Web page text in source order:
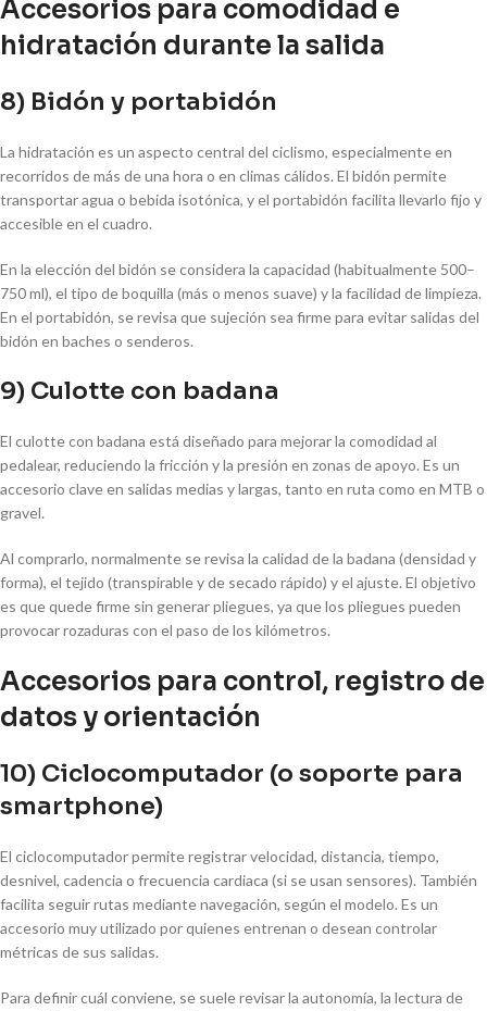
Accesorios para comodidad e
hidratación durante la salida
8) Bidón y portabidón
La hidratación es un aspecto central del ciclismo, especialmente en
recorridos de más de una hora o en climas cálidos. El bidón permite
transportar agua o bebida isotónica, y el portabidón facilita llevarlo fijo y
accesible en el cuadro.
En la elección del bidón se considera la capacidad (habitualmente 500–
750 ml), el tipo de boquilla (más o menos suave) y la facilidad de limpieza.
En el portabidón, se revisa que sujeción sea firme para evitar salidas del
bidón en baches o senderos.
9) Culotte con badana
El culotte con badana está diseñado para mejorar la comodidad al
pedalear, reduciendo la fricción y la presión en zonas de apoyo. Es un
accesorio clave en salidas medias y largas, tanto en ruta como en MTB o
gravel.
Al comprarlo, normalmente se revisa la calidad de la badana (densidad y
forma), el tejido (transpirable y de secado rápido) y el ajuste. El objetivo
es que quede firme sin generar pliegues, ya que los pliegues pueden
provocar rozaduras con el paso de los kilómetros.
Accesorios para control, registro de
datos y orientación
10) Ciclocomputador (o soporte para
smartphone)
El ciclocomputador permite registrar velocidad, distancia, tiempo,
desnivel, cadencia o frecuencia cardiaca (si se usan sensores). También
facilita seguir rutas mediante navegación, según el modelo. Es un
accesorio muy utilizado por quienes entrenan o desean controlar
métricas de sus salidas.
Para definir cuál conviene, se suele revisar la autonomía, la lectura de